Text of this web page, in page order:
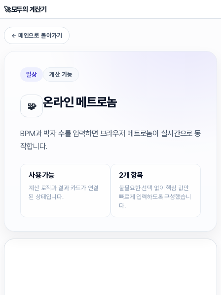
🚀모두의 계산기
← 메인으로 돌아가기
일상 계산 가능
🧩 온라인 메트로놈
BPM과 박자 수를 입력하면 브라우저 메트로놈이 실시간으로 동
작합니다.
사용 가능
계산 로직과 결과 카드가 연결
된 상태입니다.
2개 항목
불필요한 선택 없이 핵심 값만
빠르게 입력하도록 구성했습니
다.